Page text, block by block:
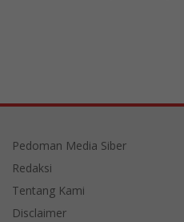
Pedoman Media Siber
Redaksi
Tentang Kami
Disclaimer